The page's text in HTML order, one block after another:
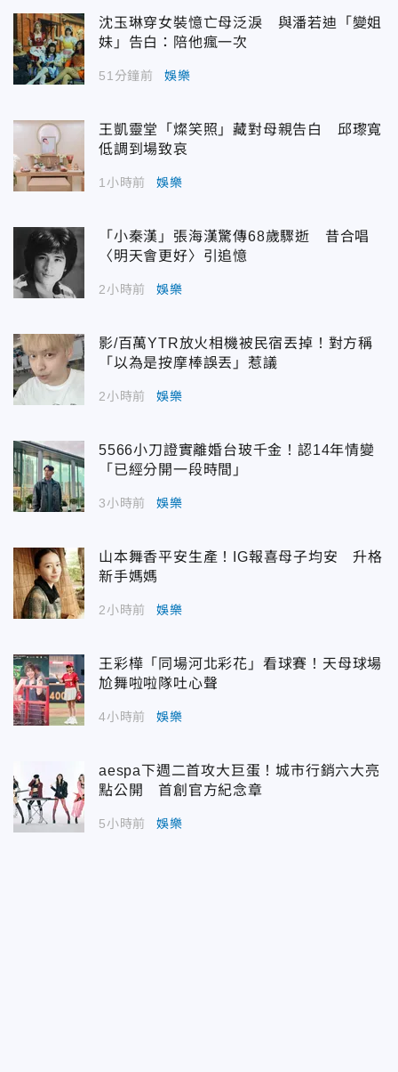
沈玉琳穿女裝憶亡母泛淚 與潘若迪「變姐
妹」告白：陪他瘋一次
51分鐘前 娛樂
王凱靈堂「燦笑照」藏對母親告白 邱瓈寬
低調到場致哀
1小時前 娛樂
「小秦漢」張海漢驚傳68歲驟逝 昔合唱
〈明天會更好〉引追憶
2小時前 娛樂
影/百萬YTR放火相機被民宿丟掉！對方稱
「以為是按摩棒誤丟」惹議
2小時前 娛樂
5566小刀證實離婚台玻千金！認14年情變
「已經分開一段時間」
3小時前 娛樂
山本舞香平安生產！IG報喜母子均安 升格
新手媽媽
2小時前 娛樂
王彩樺「同場河北彩花」看球賽！天母球場
尬舞啦啦隊吐心聲
4小時前 娛樂
aespa下週二首攻大巨蛋！城市行銷六大亮
點公開 首創官方紀念章
5小時前 娛樂